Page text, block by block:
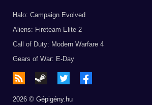
Halo: Campaign Evolved
Aliens: Fireteam Elite 2
Call of Duty: Modern Warfare 4
Gears of War: E-Day
2026 © Gépigény.hu